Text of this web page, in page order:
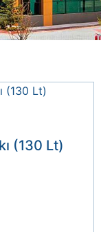
(130 Lt)